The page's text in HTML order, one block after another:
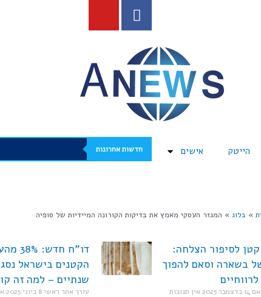
הייטק אישים חדשות אחרונות
» בלוג» המגזר העסקי מאמץ את בדיקות הקורונה המיידיות של סופיה
לסיפור הצלחה:
בשארה וסאם להפוך
14 בדצמבר 2025 אין תגובות
דו"ח
הקטנים בישראל
שנתיים – למה זה
עורך אתר ראשי8 ביוני 2025